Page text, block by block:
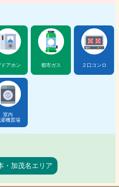
ドアホン 都市ガス ２口コンロ
室内
機置場
・加茂名エリア